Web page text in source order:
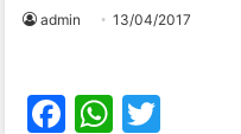
admin 13/04/2017
F
W